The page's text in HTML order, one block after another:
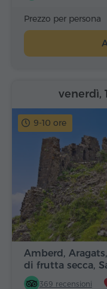
Prezzo per persona
9-10 ore
Amberd,
di frutta secca,
Alfabeto
369 recensioni
venerdì,